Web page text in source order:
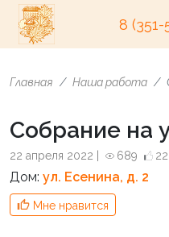
8
Главная Наша работа
Собрание на
22 апреля 2022 | 689
Дом: ул. Есенина, д. 2
Мне нравится